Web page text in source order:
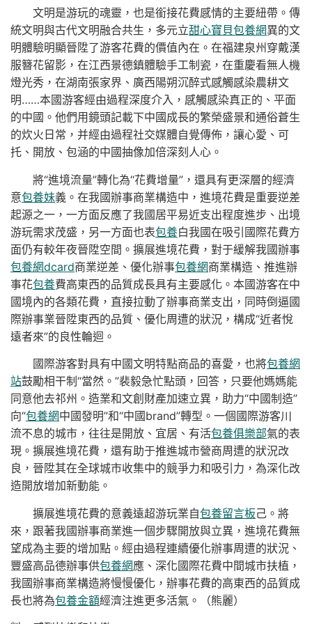
文明是游玩的魂靈，也是銜接花費感情的主要紐帶。傳
統文明與古代文明融合共生，多元立甜心寶貝包養網異的文
明體驗明顯晉陞了游客花費的價值內在。在福建泉州穿戴漢
服簪花留影，在江西景德鎮體驗手工制瓷，在重慶看無人機
燈光秀，在湖南張家界、廣西陽朔沉醉式感觸感染農耕文
明……本國游客經由過程深度介入，感觸感染真正的、平面
的中國。他們用鏡頭記載下中國成長的繁榮盛景和通俗蒼生
的炊火日常，并經由過程社交媒體自覺傳佈，讓心愛、可
托、開放、包涵的中國抽像加倍深刻人心。
將“進境流量”轉化為“花費增量”，還具有更深層的經濟
意包養妹義。在我國辦事商業構造中，進境花費是重要逆差
起源之一，一方面反應了我國居平易近支出程度進步、出境
游玩需求茂盛，另一方面也表包養白我國在吸引國際花費方
面仍有較年夜晉陞空間。擴展進境花費，對于緩解我國辦事
包養網dcard商業逆差、優化辦事包養網商業構造、推進辦
事花包養費高東西的品質成長具有主要感化。本國游客在中
國境內的各類花費，直接拉動了辦事商業支出，同時倒逼國
際辦事業晉陞東西的品質、優化周遭的狀況，構成“近者悅
遠者來”的良性輪迴。
國際游客對具有中國文明特點商品的喜愛，也將包養網
站鼓勵相干制“當然。”裴毅急忙點頭，回答，只要他媽媽能
同意他去祁州。造業和文創財產加速立異，助力“中國制造”
向“包養網中國發明”和“中國brand”轉型。一個國際游客川
流不息的城市，往往是開放、宜居、有活包養俱樂部氣的表
現。擴展進境花費，還有助于推進城市營商周遭的狀況改
良，晉陞其在全球城市收集中的競爭力和吸引力，為深化改
造開放增加新動能。
擴展進境花費的意義遠超游玩業自包養留言板己。將
來，跟著我國辦事商業進一個步驟開放與立異，進境花費無
望成為主要的增加點。經由過程連續優化辦事周遭的狀況、
豐盛高品德辦事供包養網應、深化國際花費中間城市扶植，
我國辦事商業構造將慢慢優化，辦事花費的高東西的品質成
長也將為包養金額經濟注進更多活氣。（熊麗）